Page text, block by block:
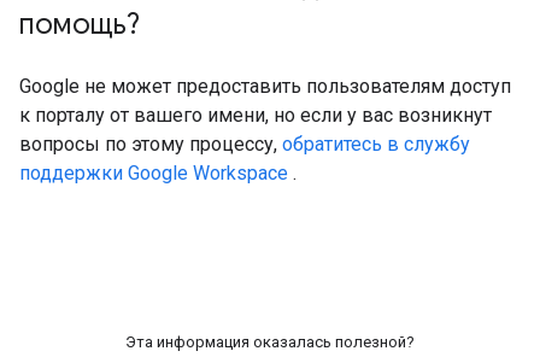
помощь?
Google не может предоставить пользователям доступ
к порталу от вашего имени, но если у вас возникнут
вопросы по этому процессу, обратитесь в службу
поддержки Google Workspace .
Эта информация оказалась полезной?